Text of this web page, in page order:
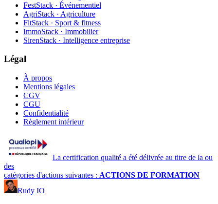
FestStack · Événementiel
AgriStack · Agriculture
FitStack · Sport & fitness
ImmoStack · Immobilier
SirenStack · Intelligence entreprise
Légal
À propos
Mentions légales
CGV
CGU
Confidentialité
Règlement intérieur
La certification qualité a été délivrée au titre de la ou
des
catégories d'actions suivantes : ACTIONS DE FORMATION
Rudy IO